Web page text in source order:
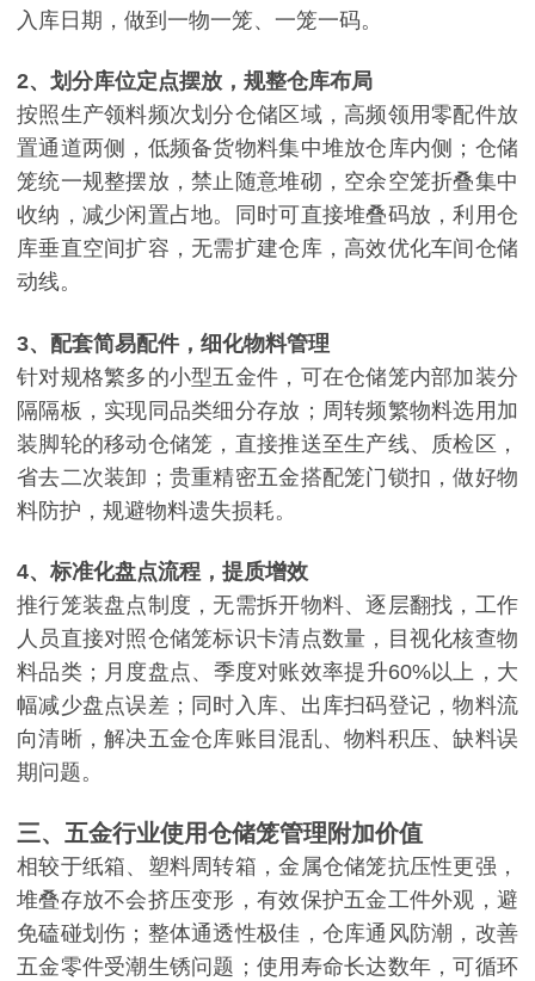
入库日期，做到一物一笼、一笼一码。
2、划分库位定点摆放，规整仓库布局
按照生产领料频次划分仓储区域，高频领用零配件放
置通道两侧，低频备货物料集中堆放仓库内侧；仓储
笼统一规整摆放，禁止随意堆砌，空余空笼折叠集中
收纳，减少闲置占地。同时可直接堆叠码放，利用仓
库垂直空间扩容，无需扩建仓库，高效优化车间仓储
动线。
3、配套简易配件，细化物料管理
针对规格繁多的小型五金件，可在仓储笼内部加装分
隔隔板，实现同品类细分存放；周转频繁物料选用加
装脚轮的移动仓储笼，直接推送至生产线、质检区，
省去二次装卸；贵重精密五金搭配笼门锁扣，做好物
料防护，规避物料遗失损耗。
4、标准化盘点流程，提质增效
推行笼装盘点制度，无需拆开物料、逐层翻找，工作
人员直接对照仓储笼标识卡清点数量，目视化核查物
料品类；月度盘点、季度对账效率提升60%以上，大
幅减少盘点误差；同时入库、出库扫码登记，物料流
向清晰，解决五金仓库账目混乱、物料积压、缺料误
期问题。
三、五金行业使用仓储笼管理附加价值
相较于纸箱、塑料周转箱，金属仓储笼抗压性更强，
堆叠存放不会挤压变形，有效保护五金工件外观，避
免磕碰划伤；整体通透性极佳，仓库通风防潮，改善
五金零件受潮生锈问题；使用寿命长达数年，可循环